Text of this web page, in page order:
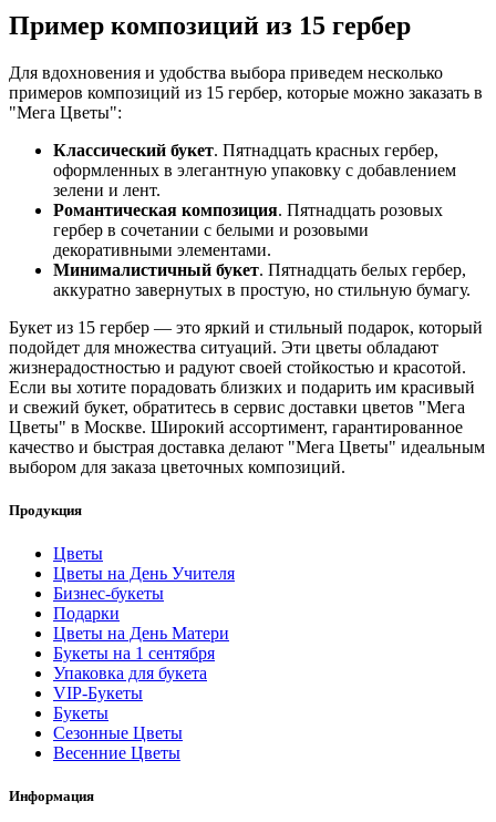
Пример композиций из 15 гербер
Для вдохновения и удобства выбора приведем несколько
примеров композиций из 15 гербер, которые можно заказать в
"Мега Цветы":
Классический букет. Пятнадцать красных гербер,
оформленных в элегантную упаковку с добавлением
зелени и лент.
Романтическая композиция. Пятнадцать розовых
гербер в сочетании с белыми и розовыми
декоративными элементами.
Минималистичный букет. Пятнадцать белых гербер,
аккуратно завернутых в простую, но стильную бумагу.
Букет из 15 гербер — это яркий и стильный подарок, который
подойдет для множества ситуаций. Эти цветы обладают
жизнерадостностью и радуют своей стойкостью и красотой.
Если вы хотите порадовать близких и подарить им красивый
и свежий букет, обратитесь в сервис доставки цветов "Мега
Цветы" в Москве. Широкий ассортимент, гарантированное
качество и быстрая доставка делают "Мега Цветы" идеальным
выбором для заказа цветочных композиций.
Продукция
Цветы
Цветы на День Учителя
Бизнес-букеты
Подарки
Цветы на День Матери
Букеты на 1 сентября
Упаковка для букета
VIP-Букеты
Букеты
Сезонные Цветы
Весенние Цветы
Информация